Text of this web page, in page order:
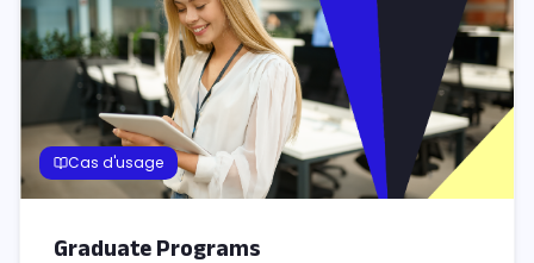
Cas d'usage
Graduate Programs